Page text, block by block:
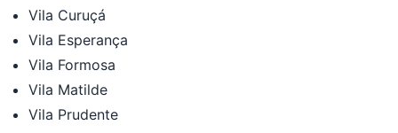
Vila Curuçá
Vila Esperança
Vila Formosa
Vila Matilde
Vila Prudente